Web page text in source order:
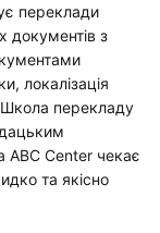
переклади
документів з
локалізація
Школа перекладу
ABC Center чекає
та якісно